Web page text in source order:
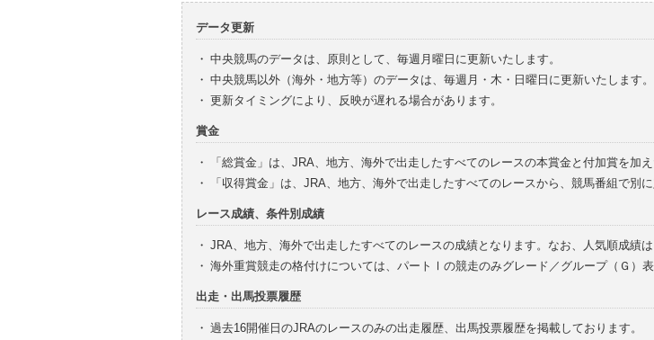
データ更新
・ 中央競馬のデータは、原則として、毎週月曜日に更新いたします。
・ 中央競馬以外（海外・地方等）のデータは、毎週月・木・日曜日に更新いたします。
・ 更新タイミングにより、反映が遅れる場合があります。
賞金
・
「総賞金」は、JRA、地方、海外で出走したすべてのレースの本賞金と付加賞を加え
・
「収得賞金」は、JRA、地方、海外で出走したすべてのレースから、競馬番組で別
レース成績、条件別成績
・ JRA、地方、海外で出走したすべてのレースの成績となります。なお、人気順成績
・ 海外重賞競走の格付けについては、パートⅠの競走のみグレード／グループ（Ｇ）表
出走・出馬投票履歴
・ 過去16開催日のJRAのレースのみの出走履歴、出馬投票履歴を掲載しております。